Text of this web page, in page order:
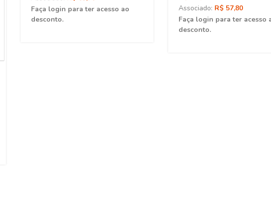
Faça login para ter acesso ao
desconto.
Associado: R$ 57,80
Faça login para ter acesso
desconto.